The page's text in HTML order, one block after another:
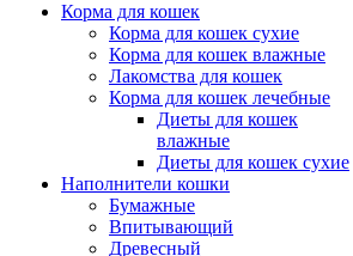
Корма для кошек
Корма для кошек сухие
Корма для кошек влажные
Лакомства для кошек
Корма для кошек лечебные
Диеты для кошек
влажные
Диеты для кошек сухие
Наполнители кошки
Бумажные
Впитывающий
Древесный